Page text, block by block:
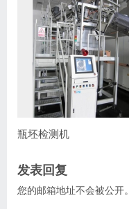
瓶坯检测机
发表回复
您的邮箱地址不会被公开。